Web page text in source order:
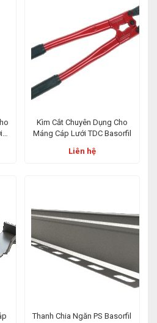
Kìm Cắt Chuyên Dụng Cho
Máng Cáp Lưới TDC Basorfil
Liên hệ
Thanh Chia Ngăn PS Basorfil